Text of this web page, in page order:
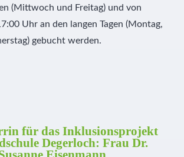
(Mittwoch und Freitag) und von
Uhr an den langen Tagen (Montag,
gebucht werden.
für das Inklusionsprojekt
Degerloch: Frau Dr.